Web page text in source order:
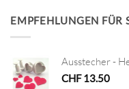
EMPFEHLUNGEN FÜR
Ausstecher -
CHF13.50